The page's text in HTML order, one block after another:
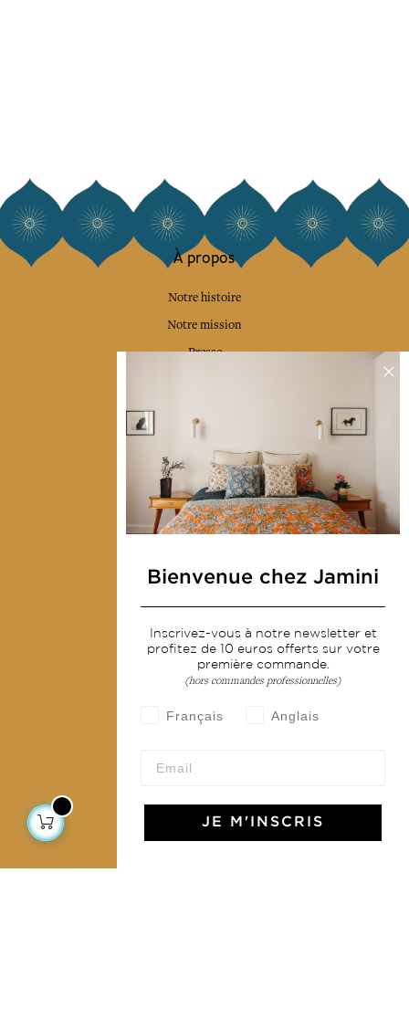
À propos
Notre histoire
Notre mission
Presse
Collections
Déco & Linge de maison
Linge de table
Sacs & pochettes
Services
Livraison & retour
CGV
L'Art de Vivre Jamini
L'art de vivre JAMINI raconté avec poésie et élégance
Bienvenue chez Jamini
Inscrivez-vous à notre newsletter et
profitez de 10 euros offerts sur votre
première commande.
(hors commandes professionnelles)
Français Anglais
JE M'INSCRIS